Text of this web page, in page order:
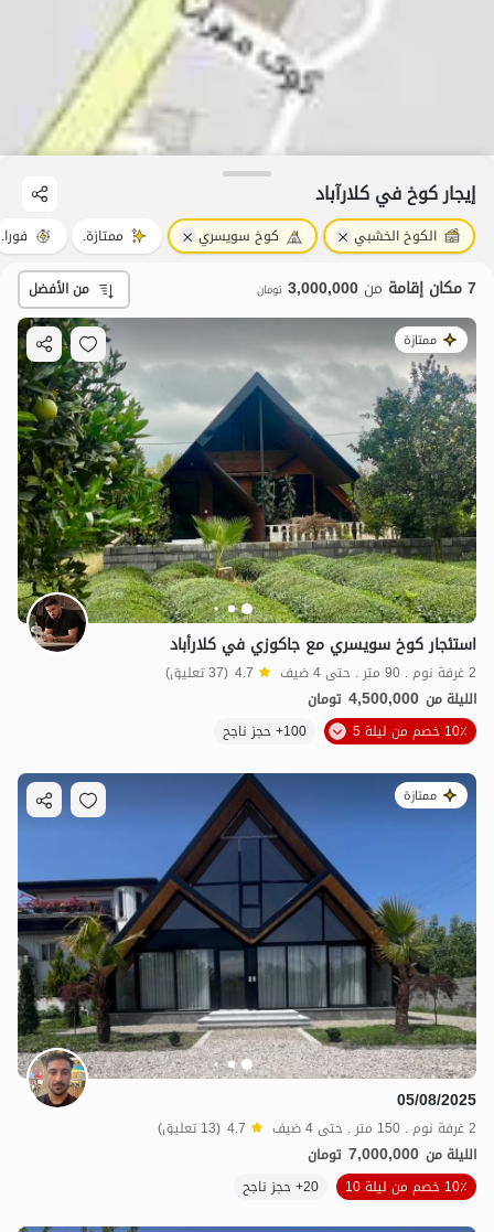
إيجار كوخ في کلارآباد
الكوخ الخشبي كوخ سويسري ممتازة. فورا.
7 مكان إقامة من 3,000,000 تومان من الأفضل
ممتازة
استئجار كوخ سويسري مع جاكوزي في كلارأباد
2 غرفة نوم . 90 متر . حتى 4 ضيف 4.7 (37 تعليق)
الليلة من 4,500,000 تومان
10٪ خصم من ليلة 5
100+ حجز ناجح
ممتازة
05/08/2025
2 غرفة نوم . 150 متر . حتى 4 ضيف 4.7 (13 تعليق)
الليلة من 7,000,000 تومان
10٪ خصم من ليلة 10
20+ حجز ناجح